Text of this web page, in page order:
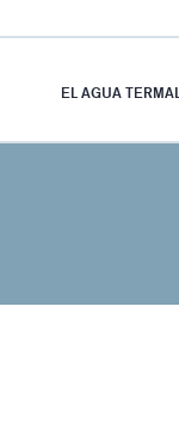
EL AGUA TERMAL